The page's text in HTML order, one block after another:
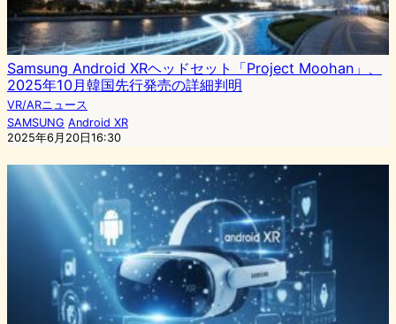
Samsung Android XRヘッドセット「Project Moohan」、
2025年10月韓国先行発売の詳細判明
VR/ARニュース
SAMSUNG Android XR
2025年6月20日16:30